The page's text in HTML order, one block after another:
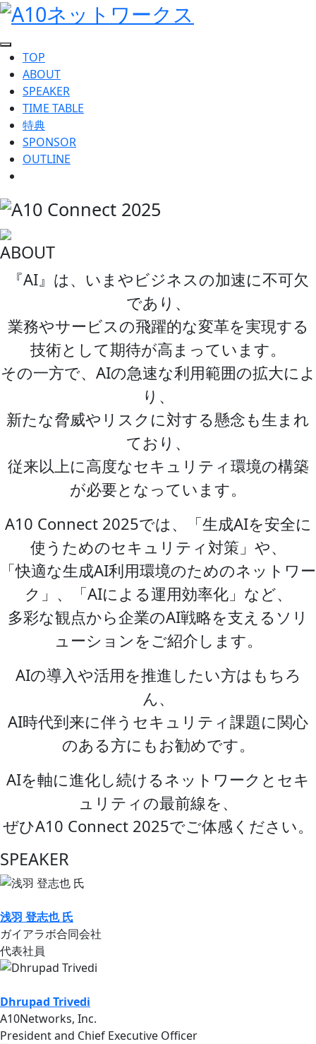
TOP
ABOUT
SPEAKER
TIME TABLE
特典
SPONSOR
OUTLINE
ABOUT
『AI』は、いまやビジネスの加速に不可欠
であり、
業務やサービスの飛躍的な変革を実現する
技術として期待が高まっています。
その一方で、AIの急速な利用範囲の拡大によ
り、
新たな脅威やリスクに対する懸念も生まれ
ており、
従来以上に高度なセキュリティ環境の構築
が必要となっています。
A10 Connect 2025では、「生成AIを安全に
使うためのセキュリティ対策」や、
「快適な生成AI利用環境のためのネットワー
ク」、「AIによる運用効率化」など、
多彩な観点から企業のAI戦略を支えるソリ
ューションをご紹介します。
AIの導入や活用を推進したい方はもちろ
ん、
AI時代到来に伴うセキュリティ課題に関心
のある方にもお勧めです。
AIを軸に進化し続けるネットワークとセキ
ュリティの最前線を、
ぜひA10 Connect 2025でご体感ください。
SPEAKER
浅⽻ 登志也 氏
ガイアラボ合同会社
代表社員
Dhrupad Trivedi
A10Networks, Inc.
President and Chief Executive Officer